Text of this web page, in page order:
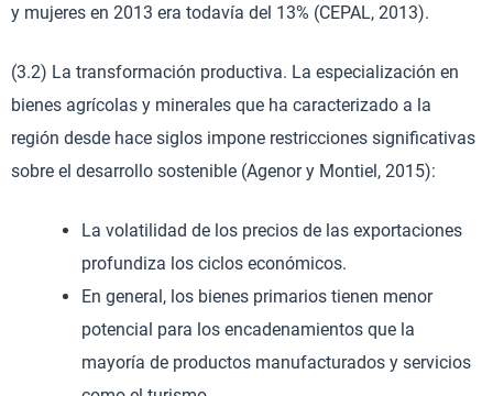
y mujeres en 2013 era todavía del 13% (CEPAL, 2013).
(3.2) La transformación productiva. La especialización en
bienes agrícolas y minerales que ha caracterizado a la
región desde hace siglos impone restricciones significativas
sobre el desarrollo sostenible (Agenor y Montiel, 2015):
La volatilidad de los precios de las exportaciones
profundiza los ciclos económicos.
En general, los bienes primarios tienen menor
potencial para los encadenamientos que la
mayoría de productos manufacturados y servicios